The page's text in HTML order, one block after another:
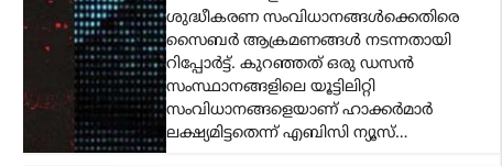
ചെന്നിത്തല
ന്യൂസ് ഡെസ്ക് ഓഗസ്റ്റ്‌ 6, 2026
പുനർജനി പദ്ധതിയുമായി ബന്ധപ്പെട്ട
കേസിൽ മുഖ്യമന്ത്രി വി.ഡി. സതീശനെ
കണക്ട് ചെയ്യാനുള്ള ഒരു തെളിവും
അന്വേഷണത്തിൽ കണ്ടെത്തിയിട്ടില്ലെന്ന്